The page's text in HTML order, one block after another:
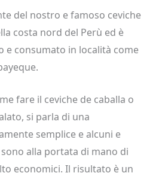
del nostro e famoso ceviche
costa nord del Perù ed è
e consumato in località come
fare il ceviche de caballa o
si parla di una
semplice e alcuni e
alla portata di mano di
economici. Il risultato è un